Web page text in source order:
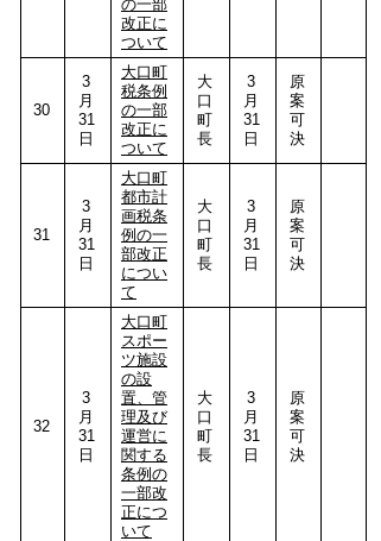
の一部
改正に
ついて
30
3
月
31
日
大口町
税条例
の一部
改正に
ついて
大
口
町
長
3
月
31
日
原
案
可
決
31
3
月
31
日
大口町
都市計
画税条
例の一
部改正
につい
て
大
口
町
長
3
月
31
日
原
案
可
決
32
3
月
31
日
大口町
スポー
ツ施設
の設
置、管
理及び
運営に
関する
条例の
一部改
正につ
いて
大
口
町
長
3
月
31
日
原
案
可
決